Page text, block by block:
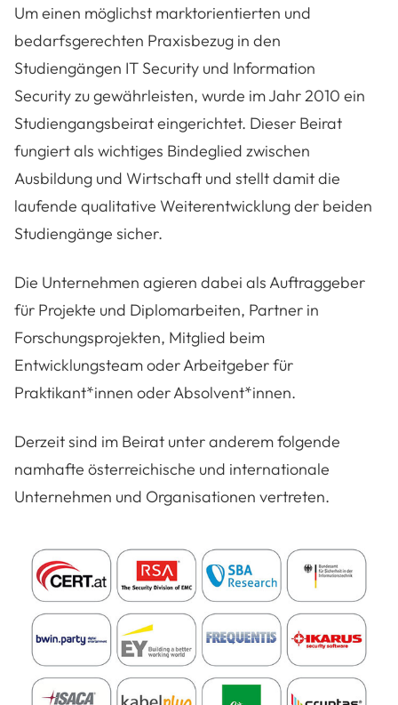
Um einen möglichst marktorientierten und
bedarfsgerechten Praxisbezug in den
Studiengängen IT Security und Information
Security zu gewährleisten, wurde im Jahr 2010 ein
Studiengangsbeirat eingerichtet. Dieser Beirat
fungiert als wichtiges Bindeglied zwischen
Ausbildung und Wirtschaft und stellt damit die
laufende qualitative Weiterentwicklung der beiden
Studiengänge sicher.
Die Unternehmen agieren dabei als Auftraggeber
für Projekte und Diplomarbeiten, Partner in
Forschungsprojekten, Mitglied beim
Entwicklungsteam oder Arbeitgeber für
Praktikant*innen oder Absolvent*innen.
Derzeit sind im Beirat unter anderem folgende
namhafte österreichische und internationale
Unternehmen und Organisationen vertreten.